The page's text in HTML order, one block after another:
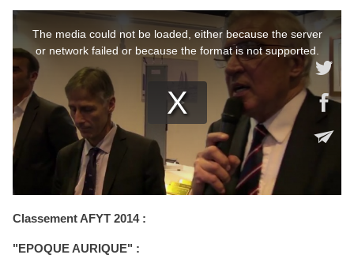
Classement AFYT 2014 :
"EPOQUE AURIQUE" :